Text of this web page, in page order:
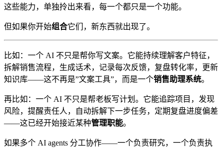
这些能力，单独拎出来看，每一个都只是一个功能。
但如果你开始组合它们，新东西就出现了。
比如：一个 AI 不只是帮你写文案。它能持续理解客户特征，
拆解销售流程，生成话术，记录每次反馈，复盘转化率，更新
知识库——这不再是”文案工具”，而是一个销售助理系统。
再比如：一个 AI 不只是帮老板写计划。它能追踪项目，发现
风险，提醒责任人，自动拆解下一步任务，定期复盘进度偏差
——这已经开始接近某种管理职能。
如果多个 AI agents 分工协作——一个负责研究，一个负责执